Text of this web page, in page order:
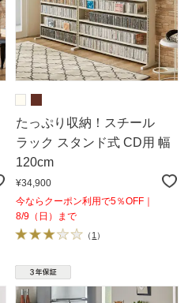
たっぷり収納！スチール
ラック スタンド式 CD用 幅
120cm
¥34,900
今ならクーポン利用で5％OFF｜
8/9（日）まで
（ 1 ）